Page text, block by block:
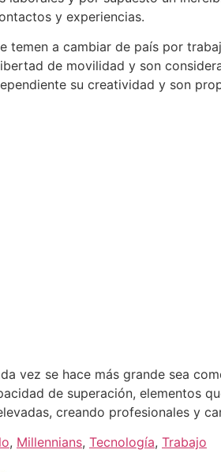
y experiencias.
temen a cambiar de país por
de movilidad y son
su creatividad y son
vez se hace más grande sea
de superación, elementos
creando profesionales y
, Millennians, Tecnología, Trabajo